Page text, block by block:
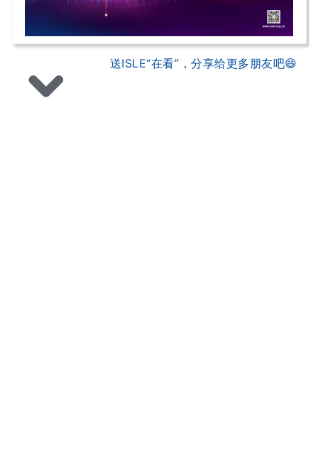
送ISLE“在看”，分享给更多朋友吧😄